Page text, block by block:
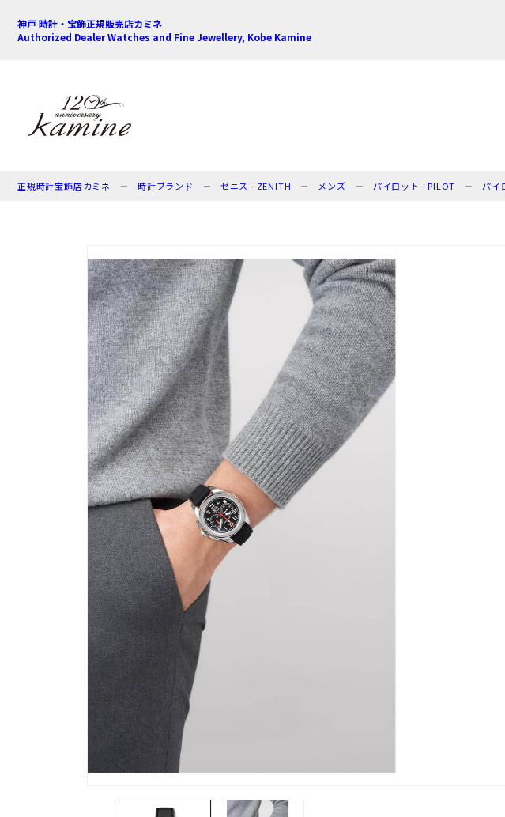
神戸 時計・宝飾正規販売店カミネ
Authorized Dealer Watches and Fine Jewellery, Kobe Kamine
正規時計宝飾店カミネ 時計ブランド ゼニス - ZENITH メンズ パイロット - PILOT パイ